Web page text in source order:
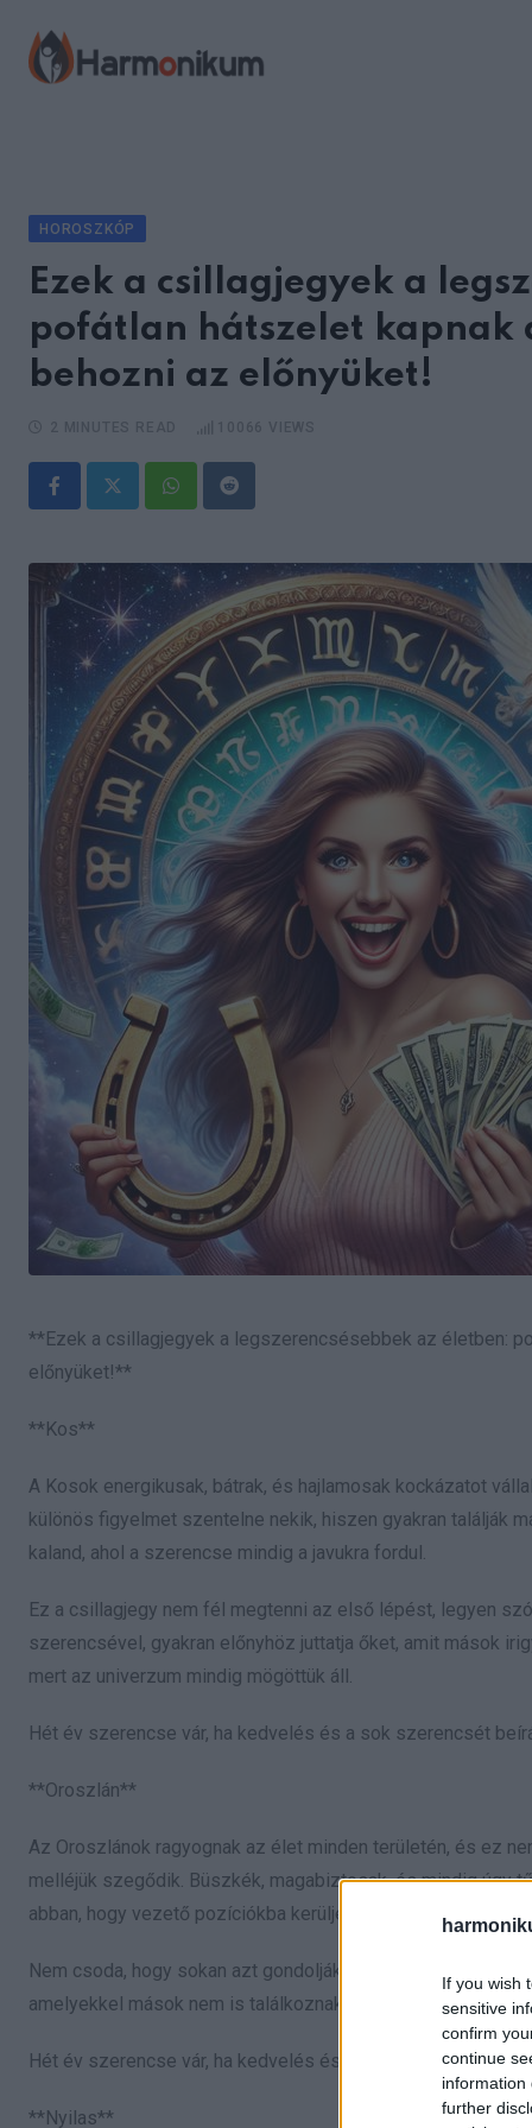
If you wish
sensitive
confirm
continue
information
further
content
HOROSZKÓP
Ezek a csillagjegyek a
pofátlan hátszelet kapnak
behozni az előnyüket!
WhatsappReddit
**Ezek a csillagjegyek a legszerencsésebbek az életben:
előnyüket!**
**Kos**
A Kosok energikusak, bátrak, és hajlamosak kockázatot
különös figyelmet szentelne nekik, hiszen gyakran találják
kaland, ahol a szerencse mindig a javukra fordul.
Ez a csillagjegy nem fél megtenni az első lépést, legyen
szerencsével, gyakran előnyhöz juttatja őket, amit mások
mert az univerzum mindig mögöttük áll.
Hét év szerencse vár, ha kedvelés és a sok szerencsét
**Oroszlán**
Az Oroszlánok ragyognak az élet minden területén, és ez
melléjük szegődik. Büszkék, magabiztosak, és mindig úgy
abban, hogy vezető pozíciókba kerüljenek, ahol igazán
Nem csoda, hogy sokan azt gondolják, az Oroszlánokat
amelyekkel mások nem is találkoznak. Ez az előny sosem
Hét év szerencse vár, ha kedvelés és a sok szerencsét
**Nyilas**